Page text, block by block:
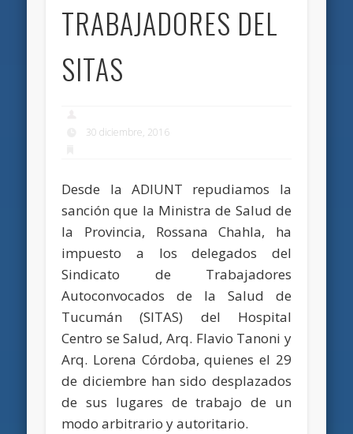
TRABAJADORES DEL
SITAS
30 diciembre, 2016
Desde la ADIUNT repudiamos la
sanción que la Ministra de Salud de
la Provincia, Rossana Chahla, ha
impuesto a los delegados del
Sindicato de Trabajadores
Autoconvocados de la Salud de
Tucumán (SITAS) del Hospital
Centro se Salud, Arq. Flavio Tanoni y
Arq. Lorena Córdoba, quienes el 29
de diciembre han sido desplazados
de sus lugares de trabajo de un
modo arbitrario y autoritario.